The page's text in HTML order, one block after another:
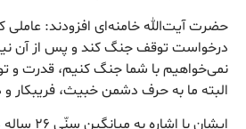
حضرت آیت‌الله خامنه‌ای افزودند:
درخواست توقف جنگ کند و پس از آن
نمی‌خواهیم با شما جنگ کنیم، قدرت و
البته ما به حرف دشمن خبیث، فریبکار و
ایشان با